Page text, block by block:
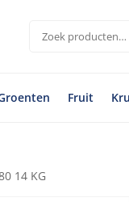
Zoeken
Fruit
14 KG